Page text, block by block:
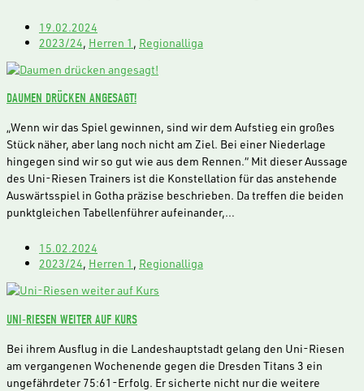
19.02.2024
2023/24, Herren 1 , Regionalliga
DAUMEN DRÜCKEN ANGESAGT!
„Wenn wir das Spiel gewinnen, sind wir dem Aufstieg ein großes
Stück näher, aber lang noch nicht am Ziel. Bei einer Niederlage
hingegen sind wir so gut wie aus dem Rennen.“ Mit dieser Aussage
des Uni-Riesen Trainers ist die Konstellation für das anstehende
Auswärtsspiel in Gotha präzise beschrieben. Da treffen die beiden
punktgleichen Tabellenführer aufeinander,…
15.02.2024
2023/24, Herren 1 , Regionalliga
UNI-RIESEN WEITER AUF KURS
Bei ihrem Ausflug in die Landeshauptstadt gelang den Uni-Riesen
am vergangenen Wochenende gegen die Dresden Titans 3 ein
ungefährdeter 75:61-Erfolg. Er sicherte nicht nur die weitere